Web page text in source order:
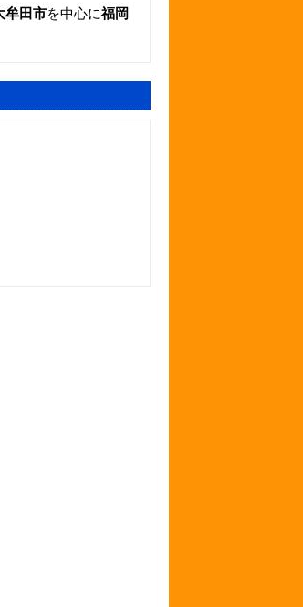
牟田市を中心に福岡